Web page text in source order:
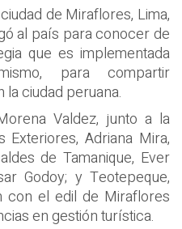
de Miraflores, Lima,
al país para conocer de
que es implementada
para compartir
ciudad peruana.
Valdez, junto a la
Exteriores, Adriana Mira,
de Tamanique, Ever
Godoy; y Teotepeque,
con el edil de Miraflores
en gestión turística.